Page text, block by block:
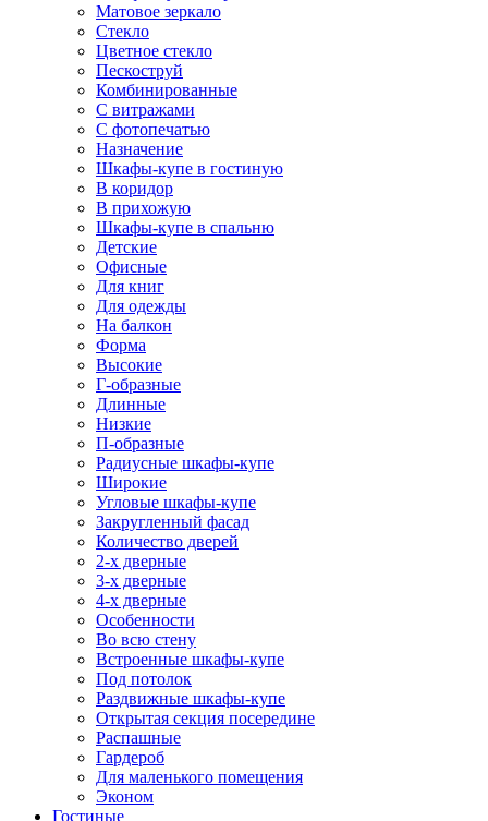
Матовое зеркало
Стекло
Цветное стекло
Пескоструй
Комбинированные
С витражами
С фотопечатью
Назначение
Шкафы-купе в гостиную
В коридор
В прихожую
Шкафы-купе в спальню
Детские
Офисные
Для книг
Для одежды
На балкон
Форма
Высокие
Г-образные
Длинные
Низкие
П-образные
Радиусные шкафы-купе
Широкие
Угловые шкафы-купе
Закругленный фасад
Количество дверей
2-х дверные
3-х дверные
4-х дверные
Особенности
Во всю стену
Встроенные шкафы-купе
Под потолок
Раздвижные шкафы-купе
Открытая секция посередине
Распашные
Гардероб
Для маленького помещения
Эконом
Гостиные